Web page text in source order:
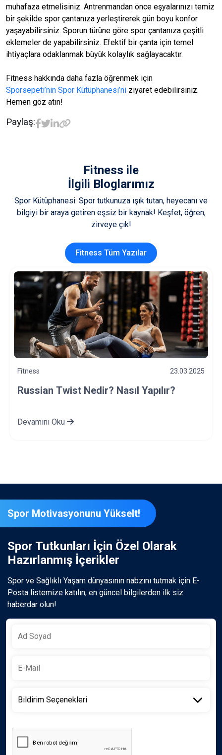
muhafaza etmelisiniz. Antrenmandan önce eşyalarınızı temiz
bir şekilde spor çantanıza yerleştirerek gün boyu konfor
yaşayabilirsiniz. Sporun türüne göre spor çantanıza çeşitli
eklemeler de yapabilirsiniz. Efektif bir çanta için temel
ihtiyaçlara odaklanmak büyük kolaylık sağlayacaktır.
Fitness hakkında daha fazla öğrenmek için
Sporsepeti’nin Spor Kütüphanesi’ni ziyaret edebilirsiniz.
Hemen göz atın!
Paylaş:
Fitness ile
İlgili Bloglarımız
Spor Kütüphanesi: Spor tutkunuza ışık tutan, heyecanı ve
bilgiyi bir araya getiren eşsiz bir kaynak! Keşfet, öğren,
zirveye çık!
Fitness Tüm Yazılar
Fitness 21.03.2025
Crossfit Nedir? Faydaları Nelerdir?
Devamını Oku
Spor Motivasyonunu Yükselt!
Spor Tutkunları İçin Özel Olarak
Hazırlanmış İçerikler
Spor ve Sağlıklı Yaşam dünyasının nabzını tutmak için E-
Posta listemize katılın, en güncel bilgilerden ilk siz
haberdar olun!